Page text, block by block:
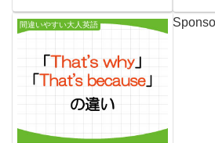
間違いやすい大人英語